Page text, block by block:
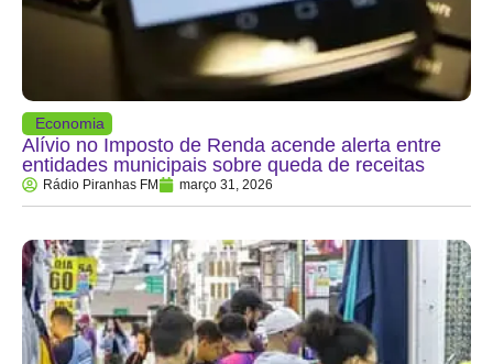
Economia
Alívio no Imposto de Renda acende alerta entre
entidades municipais sobre queda de receitas
Rádio Piranhas FM março 31, 2026